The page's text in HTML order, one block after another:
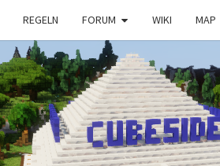
REGELN FORUM WIKI MAP